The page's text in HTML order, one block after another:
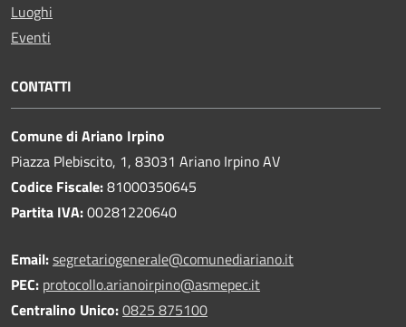
Luoghi
Eventi
CONTATTI
Comune di Ariano Irpino
Piazza Plebiscito, 1, 83031 Ariano Irpino AV
Codice Fiscale:81000350645
Partita IVA:00281220640
Email:segretariogenerale@comunediariano.it
PEC: protocollo.arianoirpino@asmepec.it
Centralino Unico:0825 875100